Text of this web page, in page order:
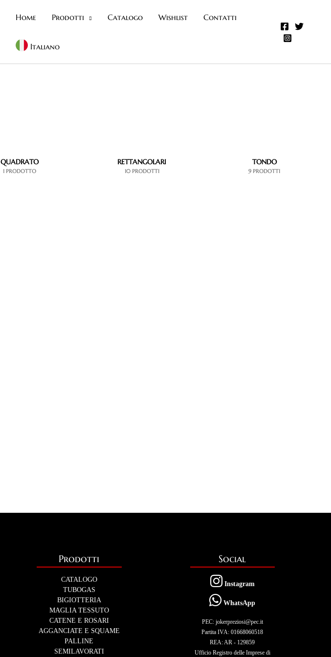
Home Prodotti Catalogo Wishlist Contatti
Italiano
QUADRATO
1 PRODOTTO
RETTANGOLARI
10 PRODOTTI
TONDO
9 PRODOTTI
Prodotti
CATALOGO
TUBOGAS
BIGIOTTERIA
MAGLIA TESSUTO
CATENE E ROSARI
AGGANCIATE E SQUAME
PALLINE
SEMILAVORATI
Social
Instagram
WhatsApp
PEC: jokerpreziosi@pec.it
Partita IVA: 01668060518
REA: AR - 129859
Ufficio Registro delle Imprese di